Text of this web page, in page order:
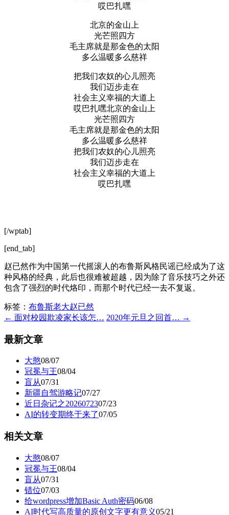
哎巴扎嘿
北京的金山上
光芒照四方
毛主席就是那金色的太阳
多么温暖多么慈祥
把我们农奴的心儿照亮
我们迈步走在
社会主义幸福的大道上
哎巴扎嘿北京的金山上
光芒照四方
毛主席就是那金色的太阳
多么温暖多么慈祥
把我们农奴的心儿照亮
我们迈步走在
社会主义幸福的大道上
哎巴扎嘿
[/wptab]
[end_tab]
赵已然作为中国第一代摇滚人的布鲁斯风格民谣已经成为了这
种风格的经典，此后也很难被超越，因为除了音乐技巧之外还
包含了强烈的时代烙印，而那个时代已经一去不复返。
标签： 布鲁斯老大赵已然
← 面对校园欺凌家长该怎… 2020年元旦之回首… →
最新文章
大憨08/07
冠冕与王08/04
盲从07/31
新疆自驾游略记07/27
近日杂记之2026072307/23
AI的转变期终于来了07/05
相关文章
大憨08/07
冠冕与王08/04
盲从07/31
错位07/03
给wordpress增加Basic Auth密码06/08
AI时代写高质量的原创文字更有意义05/21